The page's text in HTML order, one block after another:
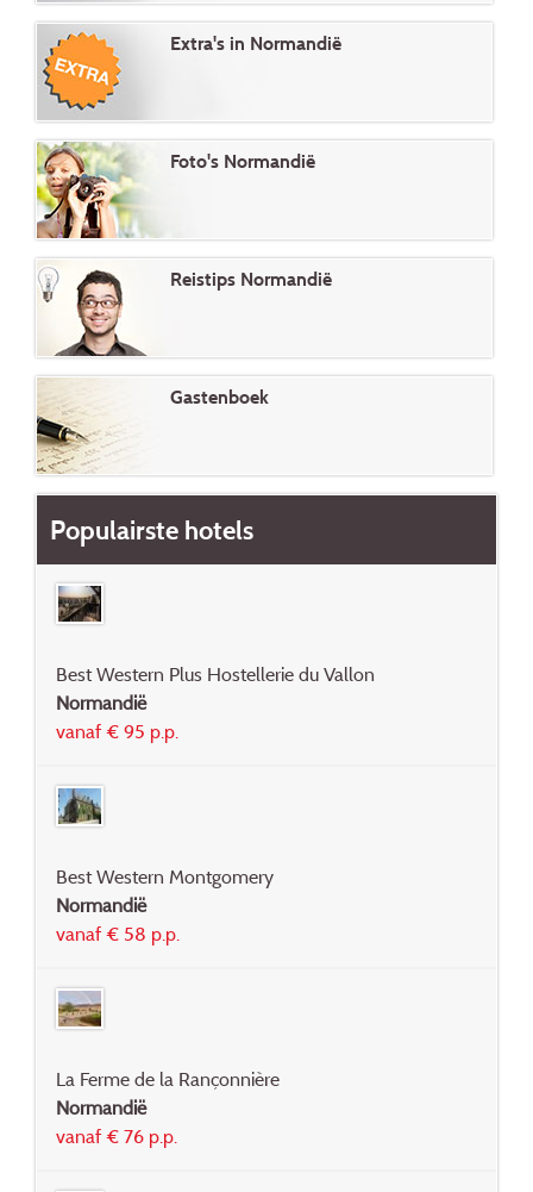
Extra's in Normandië
Foto's Normandië
Reistips Normandië
Gastenboek
Populairste hotels
Best Western Plus Hostellerie du Vallon
Normandië
vanaf € 95 p.p.
Best Western Montgomery
Normandië
vanaf € 58 p.p.
La Ferme de la Rançonnière
Normandië
vanaf € 76 p.p.